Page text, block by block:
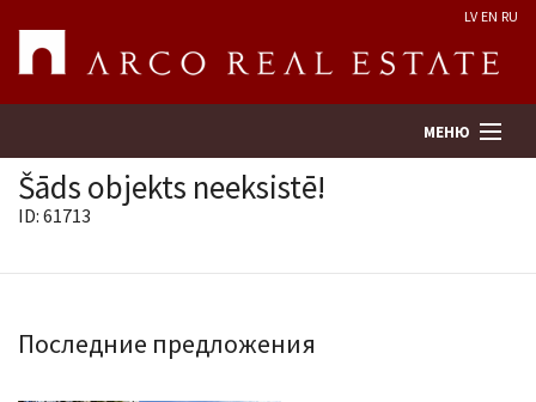
LV EN RU
МЕНЮ
Предприятие
Šāds objekts neeksistē!
ID: 61713
Последние предложения